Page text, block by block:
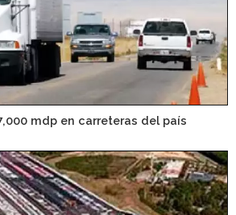
mdp en carreteras del país